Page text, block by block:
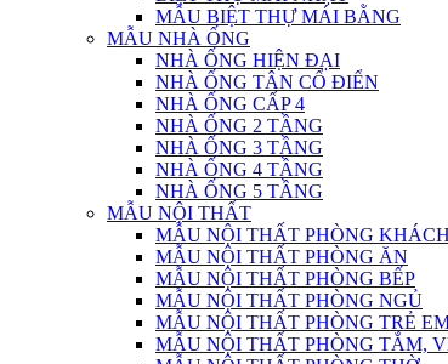
MẪU BIỆT THỰ MÁI BẰNG
MẪU NHÀ ỐNG
NHÀ ỐNG HIỆN ĐẠI
NHÀ ỐNG TÂN CỔ ĐIỂN
NHÀ ỐNG CẤP 4
NHÀ ỐNG 2 TẦNG
NHÀ ỐNG 3 TẦNG
NHÀ ỐNG 4 TẦNG
NHÀ ỐNG 5 TẦNG
MẪU NỘI THẤT
MẪU NỘI THẤT PHÒNG KHÁCH
MẪU NỘI THẤT PHÒNG ĂN
MẪU NỘI THẤT PHÒNG BẾP
MẪU NỘI THẤT PHÒNG NGỦ
MẪU NỘI THẤT PHÒNG TRẺ
MẪU NỘI THẤT PHÒNG TẮM,